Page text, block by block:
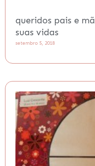
queridos pais e
suas vidas
setembro 5, 2018